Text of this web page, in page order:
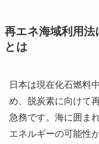
再エネ海域利用
とは
日本は現在化石燃料
め、脱炭素に向けて
急務です。海に囲ま
エネルギーの可能性